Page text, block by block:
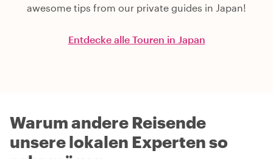
awesome tips from our private guides in Japan!
Entdecke alle Touren in Japan
Warum andere Reisende
unsere lokalen Experten so